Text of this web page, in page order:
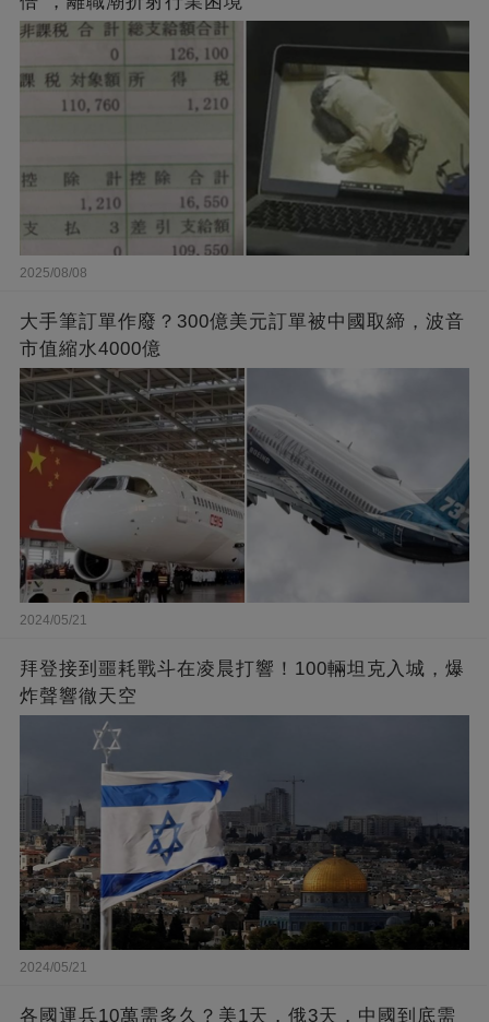
2025/08/08
大手筆訂單作廢？300億美元訂單被中國取締，波音
市值縮水4000億
2024/05/21
拜登接到噩耗戰斗在凌晨打響！100輛坦克入城，爆
炸聲響徹天空
2024/05/21
各國運兵10萬需多久？美1天，俄3天，中國到底需